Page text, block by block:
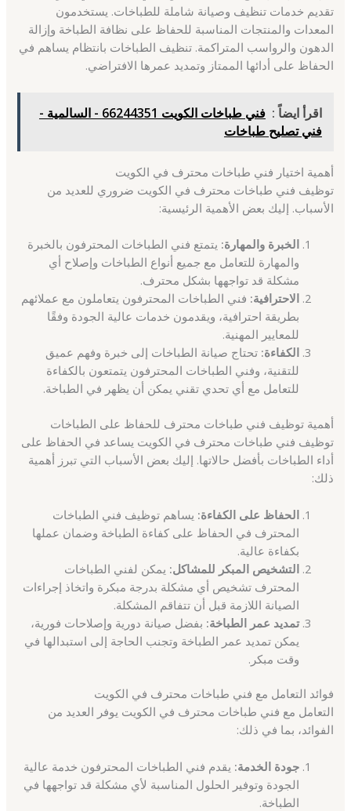
تقديم خدمات تنظيف وصيانة شاملة للطباخات. يستخدمون
المعدات والمنتجات المناسبة للحفاظ على نظافة الطباخة وإزالة
الدهون والرواسب المتراكمة. تنظيف الطباخات بانتظام يساهم في
الحفاظ على أدائها الممتاز وتمديد عمرها الافتراضي.
اقرأ ايضاً :
فني طباخات الكويت 66244351 - السالمية -
فني تصليح طباخات
أهمية اختيار فني طباخات محترف في الكويت
توظيف فني طباخات محترف في الكويت ضروري للعديد من
الأسباب. إليك بعض الأهمية الرئيسية:
الخبرة والمهارة: يتمتع فني الطباخات المحترفون بالخبرة
والمهارة للتعامل مع جميع أنواع الطباخات وإصلاح أي
مشكلة قد تواجهها بشكل محترف.
الاحترافية: فني الطباخات المحترفون يتعاملون مع عملائهم
بطريقة احترافية، ويقدمون خدمات عالية الجودة وفقًا
للمعايير المهنية.
الكفاءة: تحتاج صيانة الطباخات إلى خبرة وفهم عميق
للتقنية، وفني الطباخات المحترفون يتمتعون بالكفاءة
للتعامل مع أي تحدي تقني يمكن أن يظهر في الطباخة.
أهمية توظيف فني طباخات محترف للحفاظ على الطباخات
توظيف فني طباخات محترف في الكويت يساعد في الحفاظ على
أداء الطباخات بأفضل حالاتها. إليك بعض الأسباب التي تبرز أهمية
ذلك:
الحفاظ على الكفاءة: يساهم توظيف فني الطباخات
المحترف في الحفاظ على كفاءة الطباخة وضمان عملها
بكفاءة عالية.
التشخيص المبكر للمشاكل: يمكن لفني الطباخات
المحترف تشخيص أي مشكلة بدرجة مبكرة واتخاذ إجراءات
الصيانة اللازمة قبل أن تتفاقم المشكلة.
تمديد عمر الطباخة: بفضل صيانة دورية وإصلاحات فورية،
يمكن تمديد عمر الطباخة وتجنب الحاجة إلى استبدالها في
وقت مبكر.
فوائد التعامل مع فني طباخات محترف في الكويت
التعامل مع فني طباخات محترف في الكويت يوفر العديد من
الفوائد، بما في ذلك:
جودة الخدمة: يقدم فني الطباخات المحترفون خدمة عالية
الجودة وتوفير الحلول المناسبة لأي مشكلة قد تواجهها في
الطباخة.